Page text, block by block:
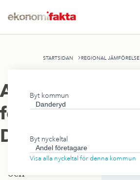
STARTSIDAN REGIONAL JÄMFÖRELSE
Andel
företagare,
Danderyd
kommun
ligger
Stockholms
och
Byt kommun
Byt nyckeltal
Visa alla nyckeltal för denna kommun